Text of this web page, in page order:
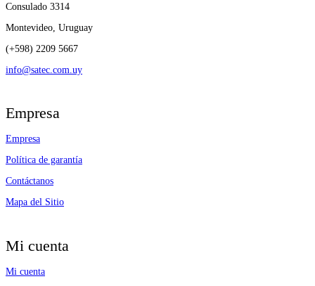
Consulado 3314
Montevideo, Uruguay
(+598) 2209 5667
info@satec.com.uy
Empresa
Empresa
Política de garantía
Contáctanos
Mapa del Sitio
Mi cuenta
Mi cuenta